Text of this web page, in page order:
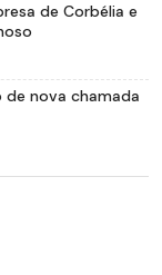
de Corbélia e
nova chamada